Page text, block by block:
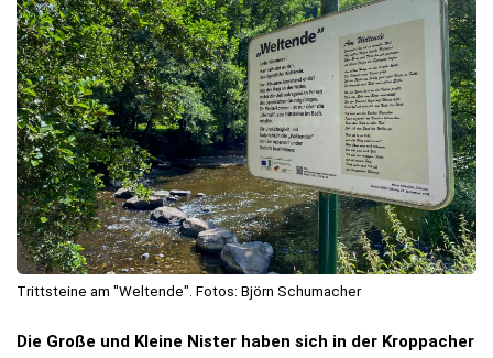
Trittsteine am "Weltende". Fotos: Björn Schumacher
Die Große und Kleine Nister haben sich in der Kroppacher